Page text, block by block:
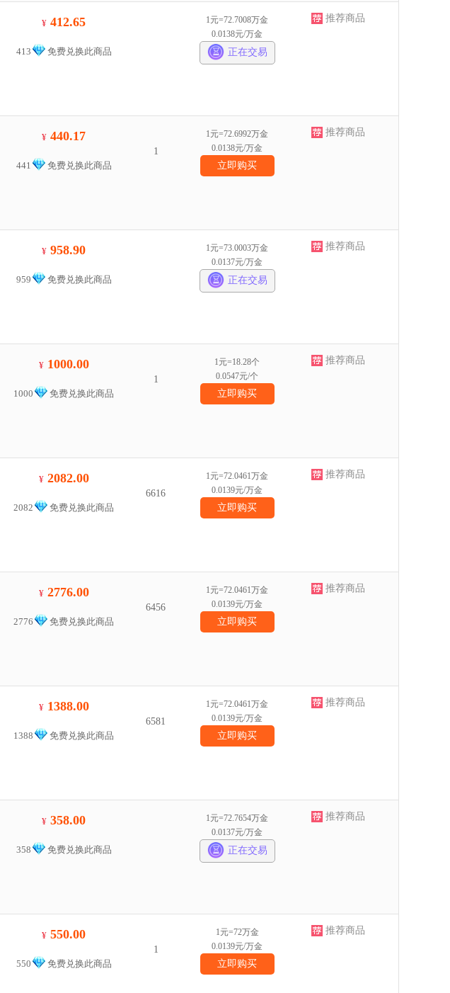
¥ 412.65
413 免费兑换此商品
1元=72.7008万金
0.0138元/万金
正在交易
推荐商品
¥ 440.17
441 免费兑换此商品
1
1元=72.6992万金
0.0138元/万金
立即购买
推荐商品
¥ 958.90
959 免费兑换此商品
1元=73.0003万金
0.0137元/万金
正在交易
推荐商品
¥1000.00
1000 免费兑换此商品
1
1元=18.28个
0.0547元/个
立即购买
推荐商品
¥2082.00
2082 免费兑换此商品
6616
1元=72.0461万金
0.0139元/万金
立即购买
推荐商品
¥2776.00
2776 免费兑换此商品
6456
1元=72.0461万金
0.0139元/万金
立即购买
推荐商品
¥1388.00
1388 免费兑换此商品
6581
1元=72.0461万金
0.0139元/万金
立即购买
推荐商品
¥ 358.00
358 免费兑换此商品
1元=72.7654万金
0.0137元/万金
正在交易
推荐商品
¥ 550.00
550 免费兑换此商品
1
1元=72万金
0.0139元/万金
立即购买
推荐商品